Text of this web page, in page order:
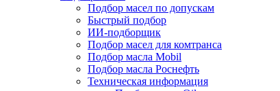
Подбор масел по допускам
Быстрый подбор
ИИ-подборщик
Подбор масел для комтранса
Подбор масла Mobil
Подбор масла Роснефть
Техническая информация